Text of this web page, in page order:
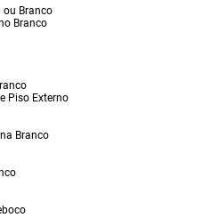
ou Branco
Branco
Piso Externo
Branco